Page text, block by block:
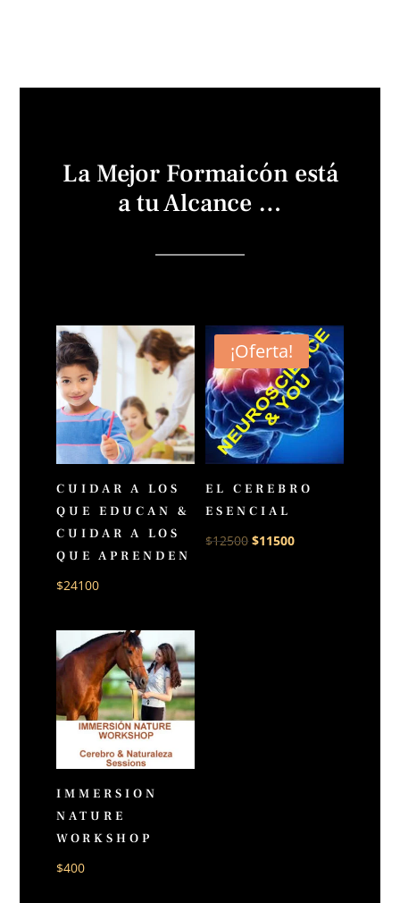
La Mejor Formaicón está
a tu Alcance …
CUIDAR A LOS
QUE EDUCAN &
CUIDAR A LOS
QUE APRENDEN
$24100
¡Oferta!
EL CEREBRO
ESENCIAL
$12500 El
$11500El
IMMERSION
NATURE
WORKSHOP
$400